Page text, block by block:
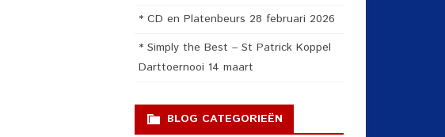
* CD en Platenbeurs 28 februari 2026
* Simply the Best – St Patrick Koppel
Darttoernooi 14 maart
BLOG CATEGORIEËN